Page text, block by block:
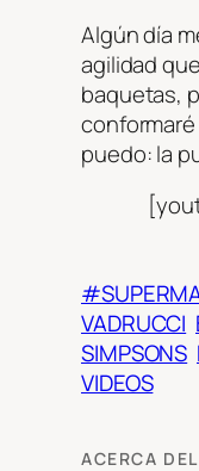
Algún día
agilidad
baquetas,
puedo: la
VADRUCCI
SIMPSONS
VIDEOS
ACERCA